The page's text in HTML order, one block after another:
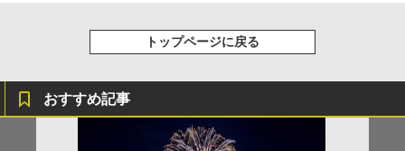
トップページに戻る
おすすめ記事